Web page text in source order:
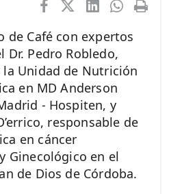
de Café con expertos
Dr. Pedro Robledo,
la Unidad de Nutrición
en MD Anderson
- Hospiten, y
responsable de
en cáncer
Ginecológico en el
de Dios de Córdoba.